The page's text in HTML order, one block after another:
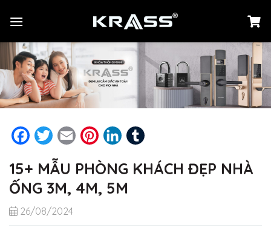
đến
dung
Facebook
TwitterEmail PinterestLinkedIn
15+ MẪU PHÒNG KHÁCH ĐẸP NHÀ
ỐNG 3M, 4M, 5M
26/08/2024